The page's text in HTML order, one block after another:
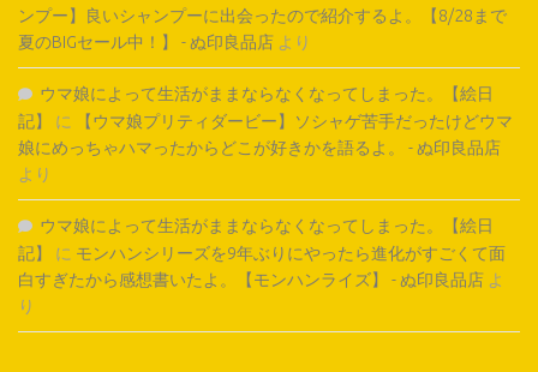
ンプー】良いシャンプーに出会ったので紹介するよ。【8/28まで
夏のBIGセール中！】 - ぬ印良品店 より
ウマ娘によって生活がままならなくなってしまった。【絵日
記】
に
【ウマ娘プリティダービー】ソシャゲ苦手だったけどウマ
娘にめっちゃハマったからどこが好きかを語るよ。 - ぬ印良品店
より
ウマ娘によって生活がままならなくなってしまった。【絵日
記】
に モンハンシリーズを9年ぶりにやったら進化がすごくて面
白すぎたから感想書いたよ。【モンハンライズ】 - ぬ印良品店 よ
り